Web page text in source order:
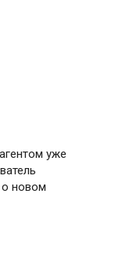
уже
новом